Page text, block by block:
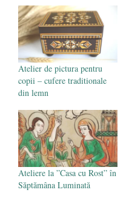
Atelier de pictura pentru
copii – cufere traditionale
din lemn
Ateliere la ”Casa cu Rost” în
Săptămâna Luminată